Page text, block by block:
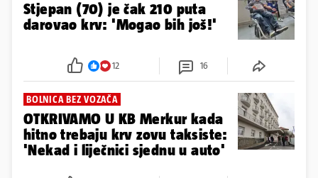
Stjepan (70) je čak 210 puta
darovao krv: 'Mogao bih još!'
12 16
BOLNICA BEZ VOZAČA
OTKRIVAMO U KB Merkur kada
hitno trebaju krv zovu taksiste:
'Nekad i liječnici sjednu u auto'